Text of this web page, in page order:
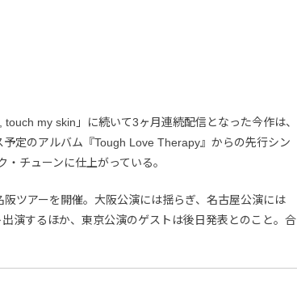
touch my skin」に続いて3ヶ月連続配信となった今作は、
定のアルバム『Tough Love Therapy』からの先行シン
チューンに仕上がっている。
阪ツアーを開催。大阪公演には揺らぎ、名古屋公演には
演するほか、東京公演のゲストは後日発表とのこと。合